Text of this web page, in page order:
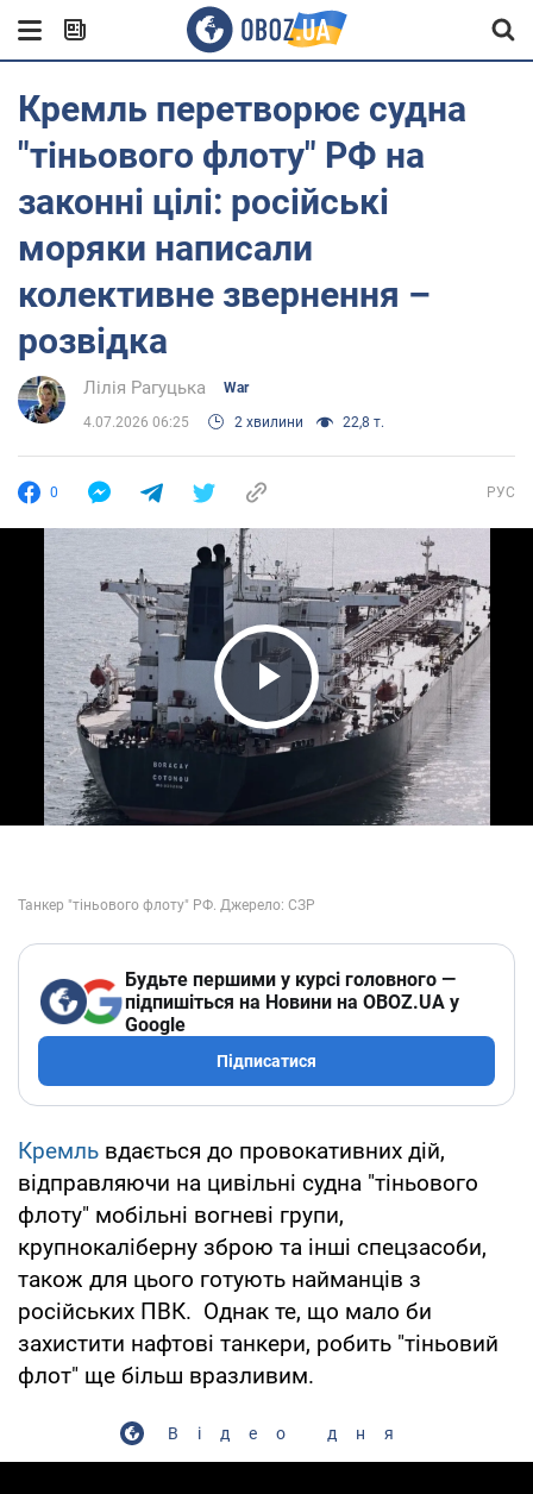
Кремль перетворює судна
"тіньового флоту" РФ на
законні цілі: російські
моряки написали
колективне звернення –
розвідка
Лілія Рагуцька War
4.07.2026 06:25 2 хвилини 22,8 т.
0 РУС
Play Video
Будьте першими у курсі головного —
підпишіться на Новини на OBOZ.UA у
Google
Підписатися
Кремль вдається до провокативних дій,
відправляючи на цивільні судна "тіньового
флоту" мобільні вогневі групи,
крупнокаліберну зброю та інші спецзасоби,
також для цього готують найманців з
російських ПВК. Однак те, що мало би
захистити нафтові танкери, робить "тіньовий
флот" ще більш вразливим.
Відео дня